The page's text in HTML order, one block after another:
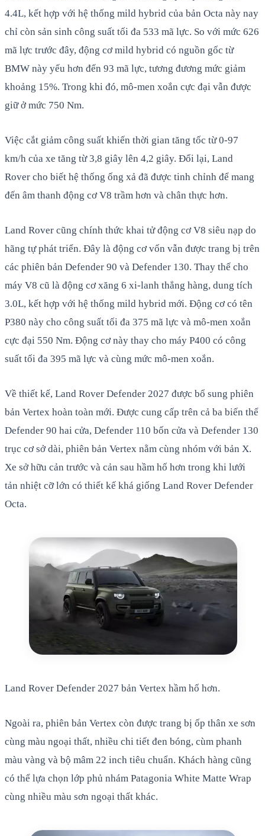
4.4L, kết hợp với hệ thống mild hybrid của bản Octa này nay
chỉ còn sản sinh công suất tối đa 533 mã lực. So với mức 626
mã lực trước đây, động cơ mild hybrid có nguồn gốc từ
BMW này yếu hơn đến 93 mã lực, tương đương mức giảm
khoảng 15%. Trong khi đó, mô-men xoắn cực đại vẫn được
giữ ở mức 750 Nm.
Việc cắt giảm công suất khiến thời gian tăng tốc từ 0-97
km/h của xe tăng từ 3,8 giây lên 4,2 giây. Đổi lại, Land
Rover cho biết hệ thống ống xả đã được tinh chỉnh để mang
đến âm thanh động cơ V8 trầm hơn và chân thực hơn.
Land Rover cũng chính thức khai tử động cơ V8 siêu nạp do
hãng tự phát triển. Đây là động cơ vốn vẫn được trang bị trên
các phiên bản Defender 90 và Defender 130. Thay thế cho
máy V8 cũ là động cơ xăng 6 xi-lanh thẳng hàng, dung tích
3.0L, kết hợp với hệ thống mild hybrid mới. Động cơ có tên
P380 này cho công suất tối đa 375 mã lực và mô-men xoắn
cực đại 550 Nm. Động cơ này thay cho máy P400 có công
suất tối đa 395 mã lực và cùng mức mô-men xoắn.
Về thiết kế, Land Rover Defender 2027 được bổ sung phiên
bản Vertex hoàn toàn mới. Được cung cấp trên cả ba biến thể
Defender 90 hai cửa, Defender 110 bốn cửa và Defender 130
trục cơ sở dài, phiên bản Vertex nằm cùng nhóm với bản X.
Xe sở hữu cản trước và cản sau hầm hố hơn trong khi lưới
tản nhiệt cỡ lớn có thiết kế khá giống Land Rover Defender
Octa.
Land Rover Defender 2027 bản Vertex hầm hố hơn.
Ngoài ra, phiên bản Vertex còn được trang bị ốp thân xe sơn
cùng màu ngoại thất, nhiều chi tiết đen bóng, cùm phanh
màu vàng và bộ mâm 22 inch tiêu chuẩn. Khách hàng cũng
có thể lựa chọn lớp phủ nhám Patagonia White Matte Wrap
cùng nhiều màu sơn ngoại thất khác.